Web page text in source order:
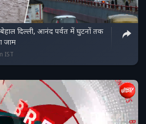
दिल्‍ली, आनंद पर्वत में घुटनों तक
जाम
IST